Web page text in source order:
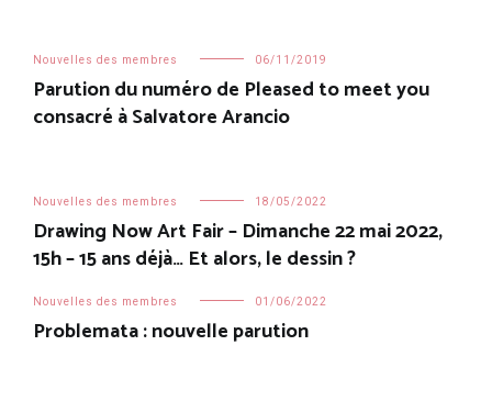
Nouvelles des membres 06/11/2019
Parution du numéro de Pleased to meet you
consacré à Salvatore Arancio
Nouvelles des membres 18/05/2022
Drawing Now Art Fair – Dimanche 22 mai 2022,
15h – 15 ans déjà… Et alors, le dessin ?
Nouvelles des membres 01/06/2022
Problemata : nouvelle parution